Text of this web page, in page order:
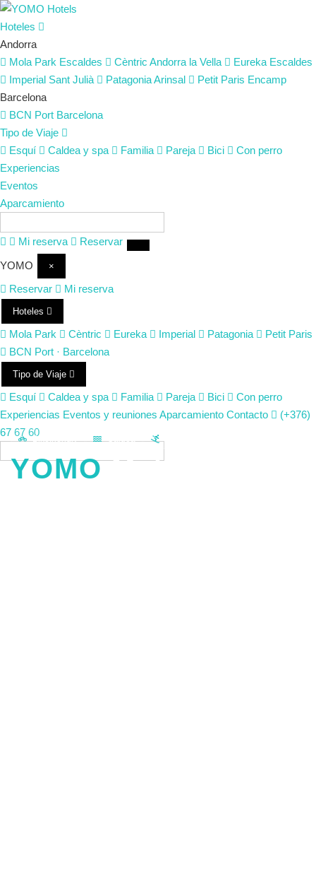
Hoteles
Andorra
Mola Park Escaldes Cèntric Andorra la Vella Eureka Escaldes
Imperial Sant Julià PatagoniaArinsal Petit Paris Encamp
Barcelona
BCN Port Barcelona
Tipo de Viaje
Esquí
Caldea y spa Familia Pareja Bici
Con perro
Experiencias
Eventos
Aparcamiento
Mi reserva
Reservar
YOMO
×
Reservar Mi reserva
Hoteles
Mola Park Cèntric Eureka Imperial Patagonia
Petit Paris
BCN Port · Barcelona
Tipo de Viaje
Esquí Caldea y spa Familia Pareja Bici
Con perro
Experiencias Eventos y reuniones Aparcamiento Contacto
(+376)
67 67 60
Bikefriendly Caldea
YOMOMola Park